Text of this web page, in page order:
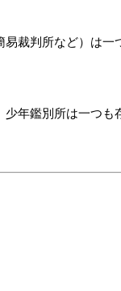
裁判所など）は一
年鑑別所は一つも